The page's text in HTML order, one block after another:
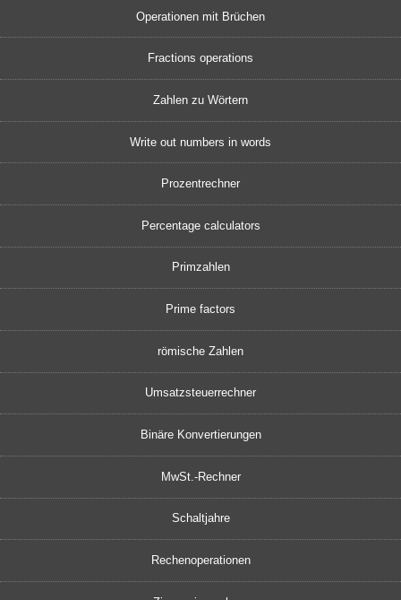
Operationen mit Brüchen
Fractions operations
Zahlen zu Wörtern
Write out numbers in words
Prozentrechner
Percentage calculators
Primzahlen
Prime factors
römische Zahlen
Umsatzsteuerrechner
Binäre Konvertierungen
MwSt.-Rechner
Schaltjahre
Rechenoperationen